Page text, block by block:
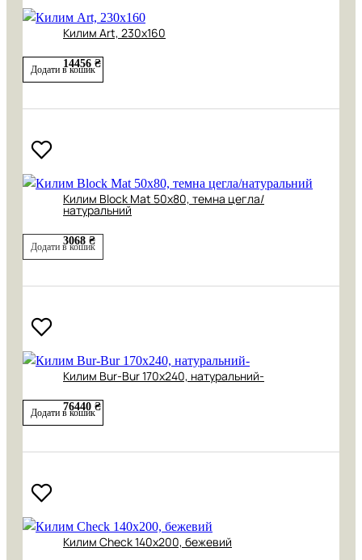
Килим Art, 230х160
14456 ₴
Додати в кошик
Килим Block Mat 50х80, темна цегла/
натуральний
3068 ₴
Додати в кошик
Килим Bur-Bur 170х240, натуральний-
76440 ₴
Додати в кошик
Килим Check 140х200, бежевий